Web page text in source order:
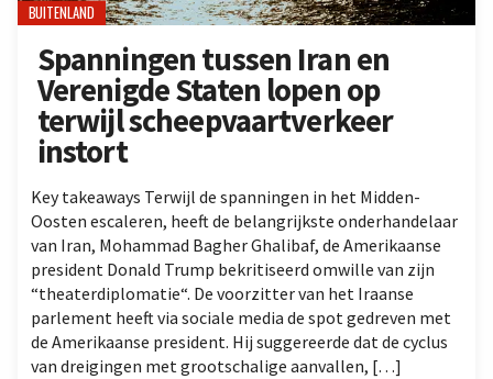
BUITENLAND
Spanningen tussen Iran en
Verenigde Staten lopen op
terwijl scheepvaartverkeer
instort
Key takeaways Terwijl de spanningen in het Midden-
Oosten escaleren, heeft de belangrijkste onderhandelaar
van Iran, Mohammad Bagher Ghalibaf, de Amerikaanse
president Donald Trump bekritiseerd omwille van zijn
“theaterdiplomatie“. De voorzitter van het Iraanse
parlement heeft via sociale media de spot gedreven met
de Amerikaanse president. Hij suggereerde dat de cyclus
van dreigingen met grootschalige aanvallen, […]